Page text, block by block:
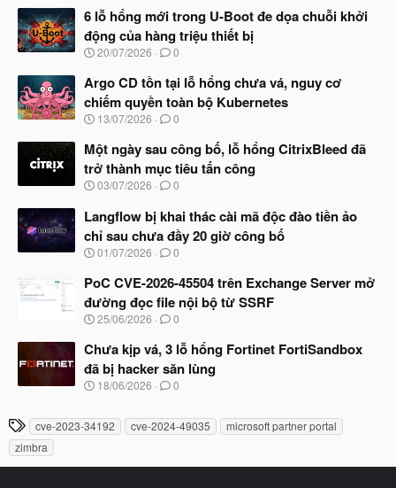
6 lỗ hổng mới trong U-Boot đe dọa chuỗi khởi
động của hàng triệu thiết bị
N
à
y
b
ắ
đ
ầ
u
20/07/2026 0
Argo CD tồn tại lỗ hổng chưa vá, nguy cơ
chiếm quyền toàn bộ Kubernetes
N
à
y
b
ắ
đ
ầ
u
13/07/2026 0
Một ngày sau công bố, lỗ hổng CitrixBleed đã
trở thành mục tiêu tấn công
N
à
y
b
ắ
đ
ầ
u
03/07/2026 0
Langflow bị khai thác cài mã độc đào tiền ảo
chỉ sau chưa đầy 20 giờ công bố
N
à
b
ắ
đ
ầ
u
01/07/2026 0
PoC CVE-2026-45504 trên Exchange Server mở
đường đọc file nội bộ từ SSRF
N
à
b
ắ
đ
ầ
25/06/2026 0
Chưa kịp vá, 3 lỗ hổng Fortinet FortiSandbox
đã bị hacker săn lùng
N
y
t
18/06/2026 0
T
h
ẻ
cve-2023-34192 cve-2024-49035
microsoft partner portal
zimbra